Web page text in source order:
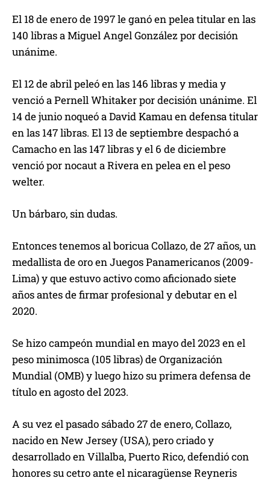
El 18 de enero de 1997 le ganó en pelea titular en las
140 libras a Miguel Angel González por decisión
unánime.
El 12 de abril peleó en las 146 libras y media y
venció a Pernell Whitaker por decisión unánime. El
14 de junio noqueó a David Kamau en defensa titular
en las 147 libras. El 13 de septiembre despachó a
Camacho en las 147 libras y el 6 de diciembre
venció por nocaut a Rivera en pelea en el peso
welter.
Un bárbaro, sin dudas.
Entonces tenemos al boricua Collazo, de 27 años, un
medallista de oro en Juegos Panamericanos (2009-
Lima) y que estuvo activo como aficionado siete
años antes de firmar profesional y debutar en el
2020.
Se hizo campeón mundial en mayo del 2023 en el
peso minimosca (105 libras) de Organización
Mundial (OMB) y luego hizo su primera defensa de
título en agosto del 2023.
A su vez el pasado sábado 27 de enero, Collazo,
nacido en New Jersey (USA), pero criado y
desarrollado en Villalba, Puerto Rico, defendió con
honores su cetro ante el nicaragüense Reyneris